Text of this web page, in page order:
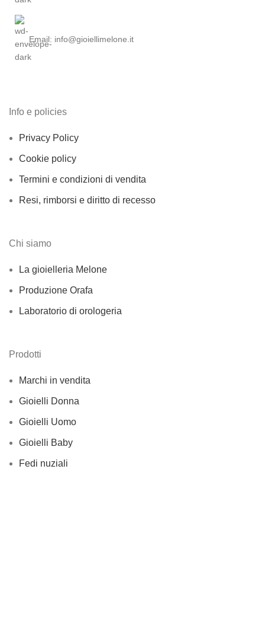
Email: info@gioiellimelone.it
Info e policies
Privacy Policy
Cookie policy
Termini e condizioni di vendita
Resi, rimborsi e diritto di recesso
Chi siamo
La gioielleria Melone
Produzione Orafa
Laboratorio di orologeria
Prodotti
Marchi in vendita
Gioielli Donna
Gioielli Uomo
Gioielli Baby
Fedi nuziali